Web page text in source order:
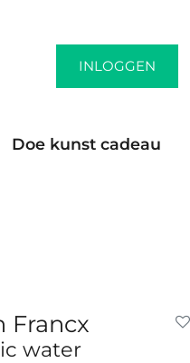
INLOGGEN
Doe kunst cadeau
Francx
water